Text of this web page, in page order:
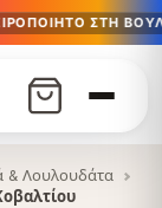
άνω των €99
1-7 ημέρες σε
ποιότητας
ΣΤΗ
& Λουλουδάτα